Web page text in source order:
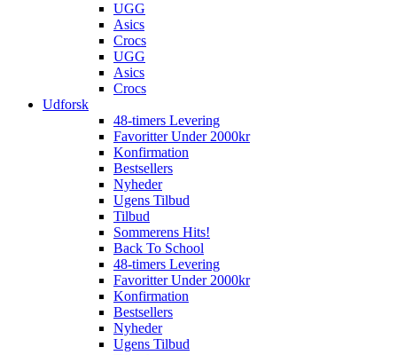
UGG
Asics
Crocs
UGG
Asics
Crocs
Udforsk
48-timers Levering
Favoritter Under 2000kr
Konfirmation
Bestsellers
Nyheder
Ugens Tilbud
Tilbud
Sommerens Hits!
Back To School
48-timers Levering
Favoritter Under 2000kr
Konfirmation
Bestsellers
Nyheder
Ugens Tilbud